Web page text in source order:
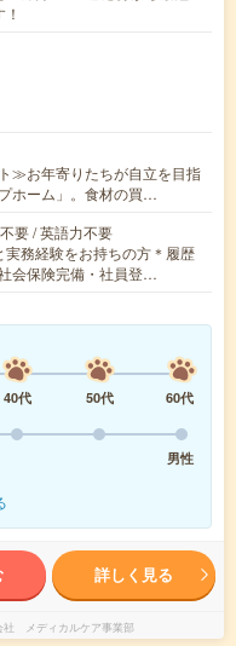
≫お年寄りたちが自立を目指
ホーム」。食材の買…
要 / 英語力不要
務経験をお持ちの方＊履歴
会保険完備・社員登…
40代 50代
60代
男性
詳しく見る
社 メディカルケア事業部